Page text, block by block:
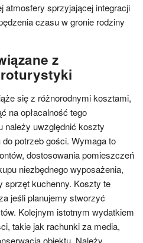
atmosfery sprzyjającej integracji
czasu w gronie rodziny
z
się z różnorodnymi kosztami,
na opłacalność tego
należy uwzględnić koszty
potrzeb gości. Wymaga to
dostosowania pomieszczeń
niezbędnego wyposażenia,
sprzęt kuchenny. Koszty te
jeśli planujemy stworzyć
Kolejnym istotnym wydatkiem
takie jak rachunki za media,
obiektu. Należy